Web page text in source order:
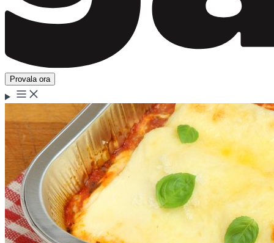
Provala ora